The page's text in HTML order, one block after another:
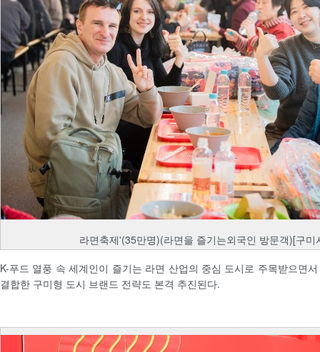
라면축제'(35만명)(라면을 즐기는외국인 방문객)[구미
K-푸드 열풍 속 세계인이 즐기는 라면 산업의 중심 도시로 주목받으면
결합한 구미형 도시 브랜드 전략도 본격 추진된다.